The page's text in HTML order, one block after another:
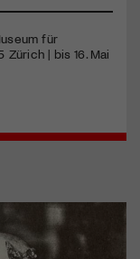
für
Zürich | bis 16. Mai
Zugang zu